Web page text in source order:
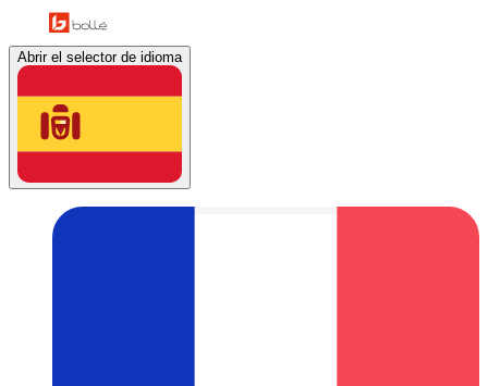
Abrir el selector de idioma